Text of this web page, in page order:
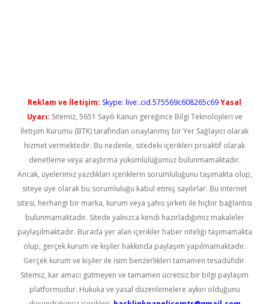
Reklam ve İletişim: Skype: live:.cid.575569c608265c69Yasal
Uyarı: Sitemiz, 5651 Sayılı Kanun gereğince Bilgi Teknolojileri ve
İletişim Kurumu (BTK) tarafından onaylanmış bir Yer Sağlayıcı olarak
hizmet vermektedir. Bu nedenle, sitedeki içerikleri proaktif olarak
denetleme veya araştırma yükümlülüğümüz bulunmamaktadır.
Ancak, üyelerimiz yazdıkları içeriklerin sorumluluğunu taşımakta olup,
siteye üye olarak bu sorumluluğu kabul etmiş sayılırlar. Bu internet
sitesi, herhangi bir marka, kurum veya şahıs şirketi ile hiçbir bağlantısı
bulunmamaktadır. Sitede yalnızca kendi hazırladığımız makaleler
paylaşılmaktadır. Burada yer alan içerikler haber niteliği taşımamakta
olup, gerçek kurum ve kişiler hakkında paylaşım yapılmamaktadır.
Gerçek kurum ve kişiler ile isim benzerlikleri tamamen tesadüfidir.
Sitemiz, kar amacı gütmeyen ve tamamen ücretsiz bir bilgi paylaşım
platformudur. Hukuka ve yasal düzenlemelere aykırı olduğunu